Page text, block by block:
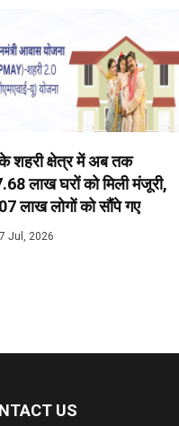
शहरी क्षेत्र में अब तक
लाख घरों को मिली मंजूरी,
लाख लोगों को सौंपे गए
Jul, 2026
US